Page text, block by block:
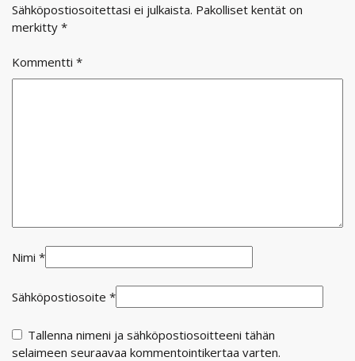
Sähköpostiosoitettasi ei julkaista. Pakolliset kentät on
merkitty *
Kommentti *
Nimi *
Sähköpostiosoite *
Tallenna nimeni ja sähköpostiosoitteeni tähän
selaimeen seuraavaa kommentointikertaa varten.